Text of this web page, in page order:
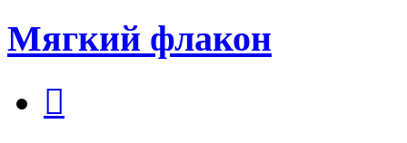
Мягкий флакон